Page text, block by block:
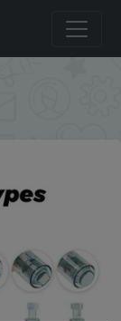
Cartridges
36/42Pin/5D